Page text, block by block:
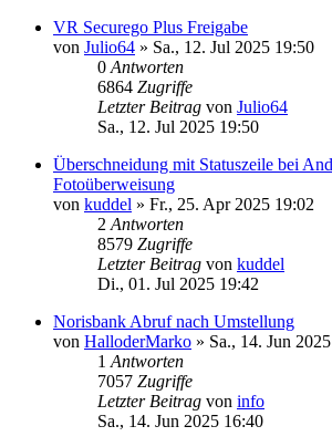
VR Securego Plus Freigabe
von Julio64 » Sa., 12. Jul 2025 19:50
0 Antworten
6864 Zugriffe
Letzter Beitrag von Julio64
Sa., 12. Jul 2025 19:50
Überschneidung mit Statuszeile bei
Fotoüberweisung
von kuddel » Fr., 25. Apr 2025 19:02
2 Antworten
8579 Zugriffe
Letzter Beitrag von kuddel
Di., 01. Jul 2025 19:42
Norisbank Abruf nach Umstellung
von HalloderMarko » Sa., 14. Jun
1 Antworten
7057 Zugriffe
Letzter Beitrag von info
Sa., 14. Jun 2025 16:40